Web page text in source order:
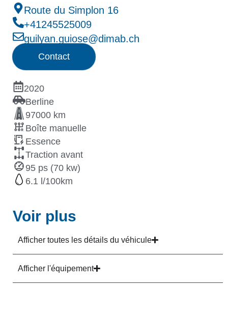
Route du Simplon 16
+41245525009
guilyan.guiose@dimab.ch
Contact
2020
Berline
97000 km
Boîte manuelle
Essence
Traction avant
95 ps (70 kw)
6.1
Voir plus
Afficher toutes les détails du véhicule
Afficher l'équipement